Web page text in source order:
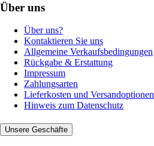
Über uns
Über uns?
Kontaktieren Sie uns
Allgemeine Verkaufsbedingungen
Rückgabe & Erstattung
Impressum
Zahlungsarten
Lieferkosten und Versandoptionen
Hinweis zum Datenschutz
Unsere Geschäfte